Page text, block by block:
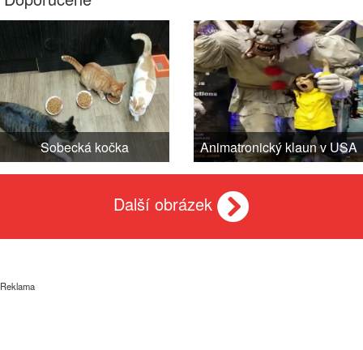
Sobecká kočka Animatronický klaun v USA
Další obrázek
Reklama